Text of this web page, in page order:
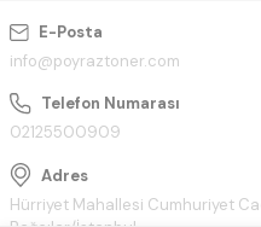
E-Posta
info@poyraztoner.com
Telefon Numarası
02125500909
Adres
Hürriyet Mahallesi Cumhuriyet